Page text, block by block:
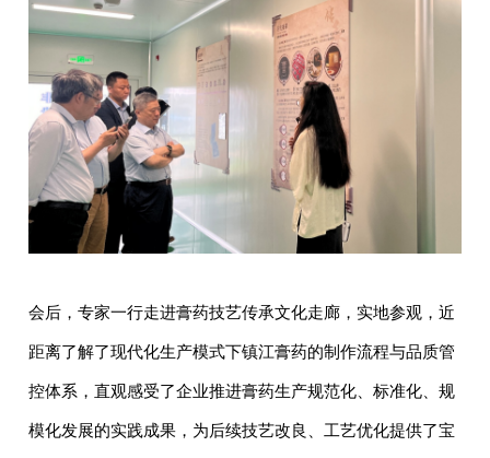
会后，专家一行走进膏药技艺传承文化走廊，实地参观，近
距离了解了现代化生产模式下镇江膏药的制作流程与品质管
控体系，直观感受了企业推进膏药生产规范化、标准化、规
模化发展的实践成果，为后续技艺改良、工艺优化提供了宝